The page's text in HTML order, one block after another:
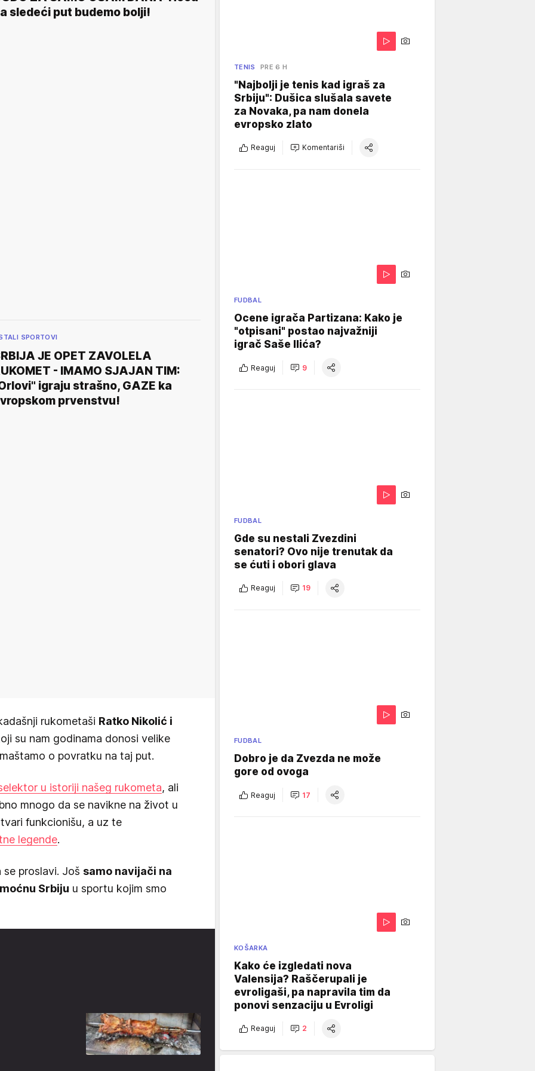
sledeći put budemo bolji!
SPORTOVI
JE OPET ZAVOLELA
- IMAMO SJAJAN TIM:
igraju strašno, GAZE ka
prvenstvu!
rukometaši Ratko Nikolić i
su nam godinama donosi velike
o povratku na taj put.
u istoriji našeg rukometa, ali
mnogo da se navikne na život u
funkcionišu, a uz te
legende.
proslavi. Još samo navijači na
Srbiju u sportu kojim smo
TENIS PRE 6 H
"Najbolji je tenis kad igraš za
Srbiju": Dušica slušala savete
za Novaka, pa nam donela
evropsko zlato
Reaguj Komentariši
FUDBAL
Ocene igrača Partizana: Kako je
"otpisani" postao najvažniji
igrač Saše Ilića?
Reaguj 9
FUDBAL
Gde su nestali Zvezdini
senatori? Ovo nije trenutak da
se ćuti i obori glava
Reaguj 19
FUDBAL
Dobro je da Zvezda ne može
gore od ovoga
Reaguj 17
KOŠARKA
Kako će izgledati nova
Valensija? Raščerupali je
evroligaši, pa napravila tim da
ponovi senzaciju u Evroligi
Reaguj 2